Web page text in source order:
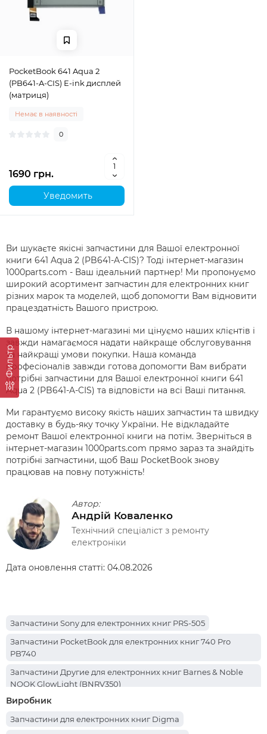
Фильтр
PocketBook 641 Aqua 2
(PB641-A-CIS) E-ink дисплей
(матриця)
Немає в наявності
0
1690 грн.
Уведомить
Ви шукаєте якісні запчастини для Вашої електронної
книги 641 Aqua 2 (PB641-A-CIS)? Тоді інтернет-магазин
1000parts.com - Ваш ідеальний партнер! Ми пропонуємо
широкий асортимент запчастин для електронних книг
різних марок та моделей, щоб допомогти Вам відновити
працездатність Вашого пристрою.
В нашому інтернет-магазині ми цінуємо наших клієнтів і
завжди намагаємося надати найкраще обслуговування
та найкращі умови покупки. Наша команда
професіоналів завжди готова допомогти Вам вибрати
потрібні запчастини для Вашої електронної книги 641
Aqua 2 (PB641-A-CIS) та відповісти на всі Ваші питання.
Ми гарантуємо високу якість наших запчастин та швидку
доставку в будь-яку точку України. Не відкладайте
ремонт Вашої електронної книги на потім. Зверніться в
інтернет-магазин 1000parts.com прямо зараз та знайдіть
потрібні запчастини, щоб Ваш PocketBook знову
працював на повну потужність!
Автор:
Андрій Коваленко
Технічний спеціаліст з ремонту
електроніки
Дата оновлення статті: 04.08.2026
Запчастини Sony для електронних книг PRS-505
Запчастини PocketBook для електронних книг 740 Pro
PB740
Запчастини Другие для електронних книг Barnes & Noble
NOOK GlowLight (BNRV350)
Запчастини PocketBook для електронних книг 741 (PB741-N-
Виробник
Запчастини для електронних книг Digma